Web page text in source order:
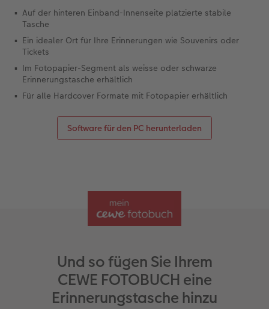
Auf der hinteren Einband-Innenseite platzierte stabile
Tasche
Ein idealer Ort für Ihre Erinnerungen wie Souvenirs oder
Tickets
Im Fotopapier-Segment als weisse oder schwarze
Erinnerungstasche erhältlich
Für alle Hardcover Formate mit Fotopapier erhältlich
Software für den PC herunterladen
Und so fügen Sie Ihrem
CEWE FOTOBUCH eine
Erinnerungstasche hinzu